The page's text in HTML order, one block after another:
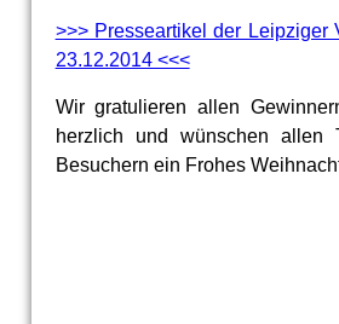
>>> Presseartikel der Leipziger
23.12.2014 <<<
Wir gratulieren allen
herzlich und wünschen allen
Besuchern ein Frohes